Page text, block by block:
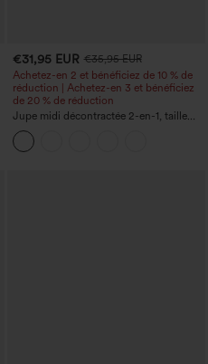
€31,95 EUR €35,95 EUR
Achetez-en 2 et bénéficiez de 10 % de
réduction | Achetez-en 3 et bénéficiez
de 20 % de réduction
Jupe midi décontractée 2-en-1, taille
haute à effet gainant, froncée avec
ourlet arrondi, en polaire et PU